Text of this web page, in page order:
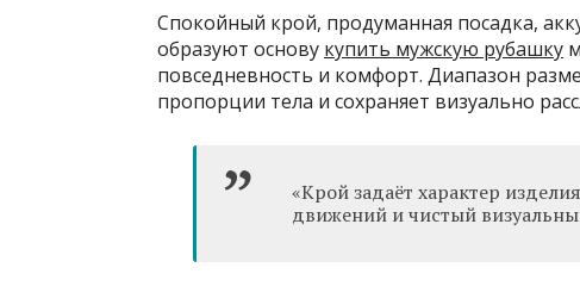
Спокойный крой, продуманная посадка,
образуют основу купить мужскую рубашку
повседневность и комфорт. Диапазон
пропорции тела и сохраняет визуально
«Крой задаёт характер
движений и чистый